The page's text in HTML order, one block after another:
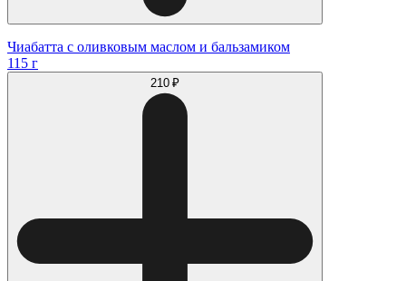
Чиабатта с оливковым маслом и бальзамиком
115 г
210 ₽